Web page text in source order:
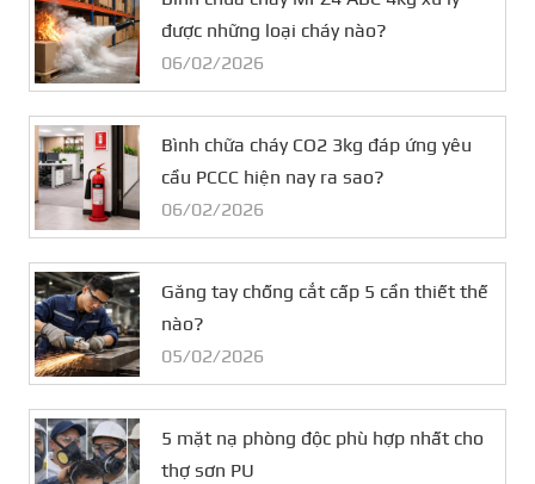
được những loại cháy nào?
06/02/2026
Bình chữa cháy CO2 3kg đáp ứng yêu
cầu PCCC hiện nay ra sao?
06/02/2026
Găng tay chống cắt cấp 5 cần thiết thế
nào?
05/02/2026
5 mặt nạ phòng độc phù hợp nhất cho
thợ sơn PU